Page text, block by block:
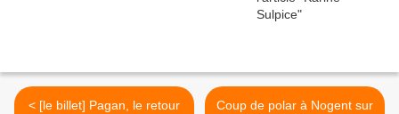
< [le billet] Pagan, le retour
Coup de polar à Nogent sur